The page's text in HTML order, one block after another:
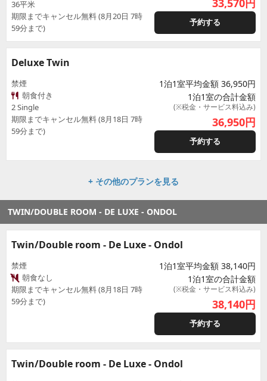
36平米
期限までキャンセル無料 (8月20日 7時
59分まで)
33,570円
予約する
Deluxe Twin
禁煙
朝食付き
2 Single
期限までキャンセル無料 (8月18日 7時
59分まで)
1泊1室平均金額 36,950円
1泊1室の合計金額
(※税金・サービス料込み)
36,950円
予約する
+ その他のプランを見る
TWIN/DOUBLE ROOM - DE LUXE - ONDOL
Twin/Double room - De Luxe - Ondol
禁煙
朝食なし
期限までキャンセル無料 (8月18日 7時
59分まで)
1泊1室平均金額 38,140円
1泊1室の合計金額
(※税金・サービス料込み)
38,140円
予約する
Twin/Double room - De Luxe - Ondol